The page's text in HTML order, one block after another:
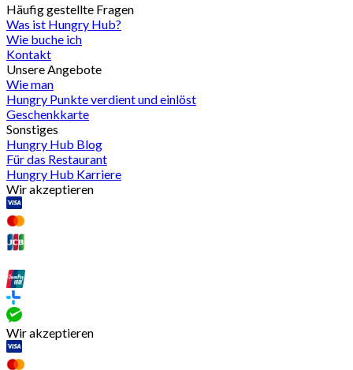
Häufig gestellte Fragen
Was ist Hungry Hub?
Wie buche ich
Kontakt
Unsere Angebote
Wie man
Hungry Punkte verdient und einlöst
Geschenkkarte
Sonstiges
Hungry Hub Blog
Für das Restaurant
Hungry Hub Karriere
Wir akzeptieren
Wir akzeptieren